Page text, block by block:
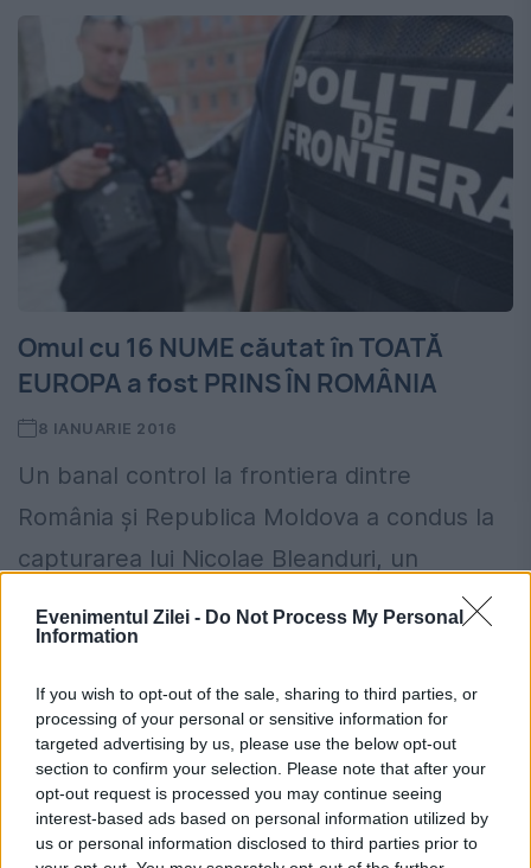
Evenimentul Zilei - Do Not Process My Personal
Information
If you wish to opt-out of the sale, sharing to third parties, or
processing of your personal or sensitive information for
targeted advertising by us, please use the below opt-out
section to confirm your selection. Please note that after your
opt-out request is processed you may continue seeing
interest-based ads based on personal information utilized by
us or personal information disclosed to third parties prior to
Omul cu 16 NUME căutat în TOATĂ
EUROPA a fost PRINS ÎN ROMÂNIA
8 IANUARIE 2016
Un banal control la frontiera dintre
România şi Republica Moldova a condus la
capturarea lui Nicolae Bleanduri, un
cetăţean moldovean căutat de autorităţile
germane, în toată Europa. Surpriza
autorităţilor române...